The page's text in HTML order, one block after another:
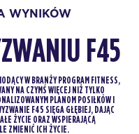
WYNIKÓW
F45
W BRANŻY PROGRAM FITNESS,
NA CZYMŚ WIĘCEJ NIŻ TYLKO
PLANOM POSIŁKÓW I
F45 SIĘGA GŁĘBIEJ, DAJĄC
ŻYCIE ORAZ WSPIERAJĄCĄ
ZMIENIĆ ICH ŻYCIE.